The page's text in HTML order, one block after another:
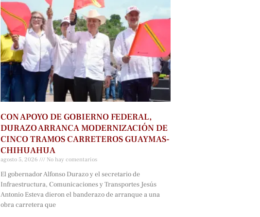
CON APOYO DE GOBIERNO FEDERAL,
DURAZO ARRANCA MODERNIZACIÓN DE
CINCO TRAMOS CARRETEROS GUAYMAS-
CHIHUAHUA
agosto 5, 2026 No hay comentarios
El gobernador Alfonso Durazo y el secretario de
Infraestructura, Comunicaciones y Transportes Jesús
Antonio Esteva dieron el banderazo de arranque a una
obra carretera que